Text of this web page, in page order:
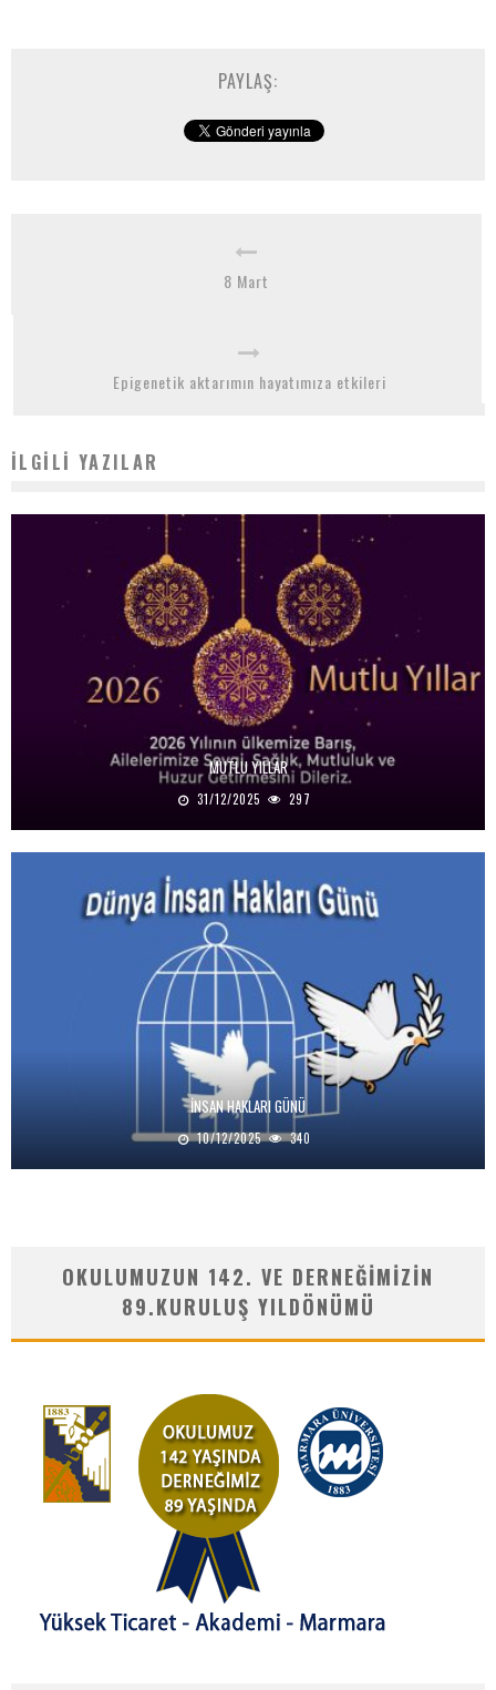
PAYLAŞ:
8 Mart
Epigenetik aktarımın hayatımıza etkileri
İLGILI YAZILAR
MUTLU YILLAR
31/12/2025 297
İNSAN HAKLARI GÜNÜ
10/12/2025 340
OKULUMUZUN 142. VE DERNEĞIMIZIN
89.KURULUŞ YILDÖNÜMÜ